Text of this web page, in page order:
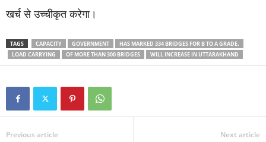
खर्च से उच्चीकृत करेगा।
TAGS CAPACITY GOVERNMENT
HAS MARKED 334 BRIDGES FOR B TO A GRADE.
LOAD CARRYING
OF MORE THAN 300 BRIDGES WILL INCREASE IN UTTARAKHAND
Previous article Next article